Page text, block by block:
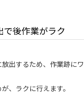
後作業がラク
出するため、作業跡に
、ラクに行えます。